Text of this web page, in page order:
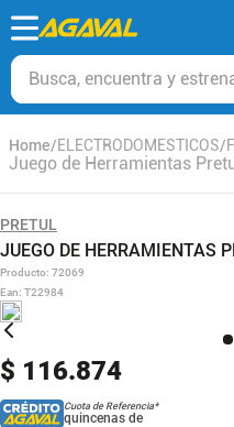
Busca, encuentra y estrena
ELECTRODOMESTICOS
Juego de Herramientas
PRETUL
JUEGO DE HERRAMIENTAS
Producto: 72069
Ean: T22984
$ 116.874
Cuota de Referencia*
quincenas de